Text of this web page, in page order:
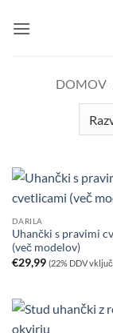
DOMOV
DARILA
Uhančki s pravimi
(več modelov)
€29,99 (22% DDV